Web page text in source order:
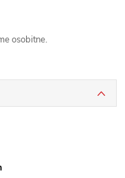
osobitne.